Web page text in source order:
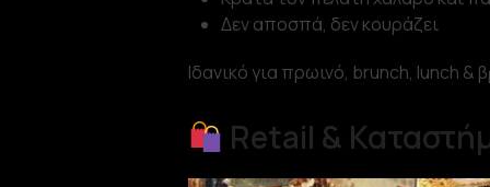
Δεν αποσπά, δεν κουράζει
Ιδανικό για πρωινό, brunch, lunch &
Retail &